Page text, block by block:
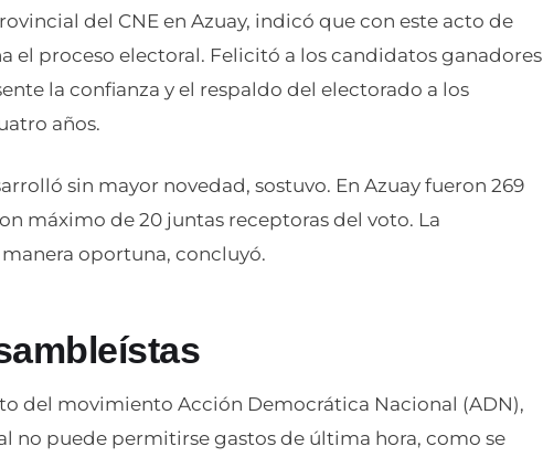
del CNE en Azuay, indicó que con este acto de
el proceso electoral. Felicitó a los candidatos ganadores
la confianza y el respaldo del electorado a los
años.
sin mayor novedad, sostuvo. En Azuay fueron 269
máximo de 20 juntas receptoras del voto. La
oportuna, concluyó.
del movimiento Acción Democrática Nacional (ADN),
no puede permitirse gastos de última hora, como se